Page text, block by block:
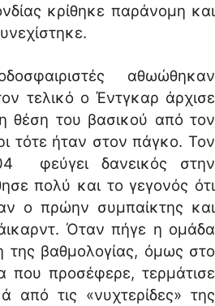
κρίθηκε παράνομη και
αθωώθηκαν
τελικό ο Έντγκαρ άρχισε
θέση του βασικού από τον
τότε ήταν στον πάγκο. Τον
φεύγει δανεικός στην
πολύ και το γεγονός ότι
ο πρώην συμπαίκτης και
Όταν πήγε η ομάδα
της βαθμολογίας, όμως στο
που προσέφερε, τερμάτισε
από τις «νυχτερίδες» της